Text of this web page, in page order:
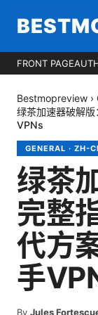
FRONT PAGE
Bestmopreview ›
绿茶加速器破解
VPNs
GENERAL · ZH-
绿茶
完整
代方
手
By Jules